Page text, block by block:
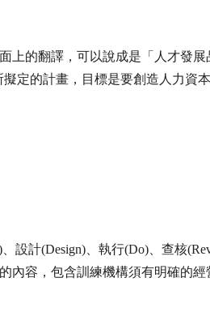
面上的翻譯，可以說成是「人才發
定的計畫，目標是要創造人力資本
設計(Design)、執行(Do)、查核
內容，包含訓練機構須有明確的經